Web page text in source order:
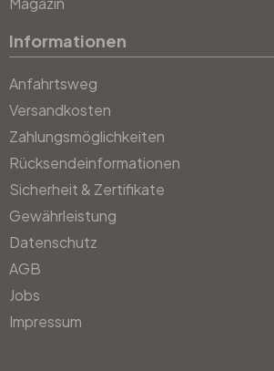
Informationen
Anfahrtsweg
Versandkosten
Zahlungsmöglichkeiten
Rücksendeinformationen
Sicherheit & Zertifikate
Gewährleistung
Datenschutz
AGB
Jobs
Impressum